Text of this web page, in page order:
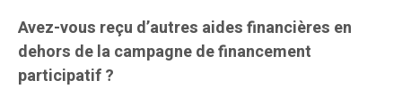
Avez-vous reçu d’autres aides financières en
dehors de la campagne de financement
participatif ?